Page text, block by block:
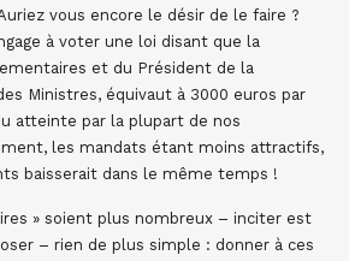
vous encore le désir de le faire ?
à voter une loi disant que la
et du Président de la
Ministres, équivaut à 3000 euros par
atteinte par la plupart de nos
les mandats étant moins attractifs,
baisserait dans le même temps !
» soient plus nombreux – inciter est
– rien de plus simple : donner à ces